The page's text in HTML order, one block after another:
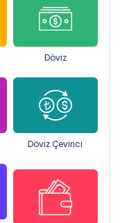
Döviz
Döviz Çevirici